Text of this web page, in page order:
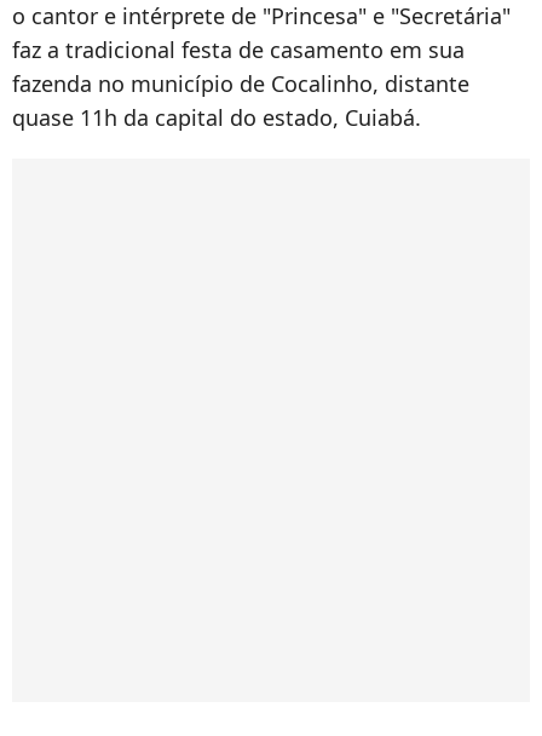
o cantor e intérprete de "Princesa" e "Secretária"
faz a tradicional festa de casamento em sua
fazenda no município de Cocalinho, distante
quase 11h da capital do estado, Cuiabá.